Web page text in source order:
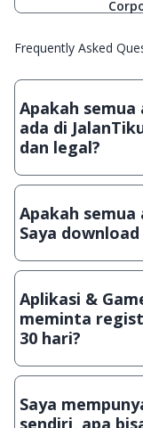
Frequently Asked
Apakah
ada di
dan legal?
Ya, JalanTikus
crack, patch atau
Apakah
Saya
Ya, JalanTikus
suatu aplikasi atau
terbebas dari virus.
Aplikasi &
meminta
30 hari?
Meskipun dibagikan
hanya bisa
Saya
sendiri, apa